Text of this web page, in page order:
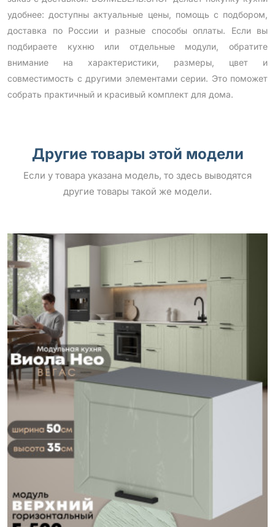
удобнее: доступны актуальные цены, помощь с подбором,
доставка по России и разные способы оплаты. Если вы
подбираете кухню или отдельные модули, обратите
внимание на характеристики, размеры, цвет и
совместимость с другими элементами серии. Это поможет
собрать практичный и красивый комплект для дома.
Другие товары этой модели
Если у товара указана модель, то здесь выводятся
другие товары такой же модели.